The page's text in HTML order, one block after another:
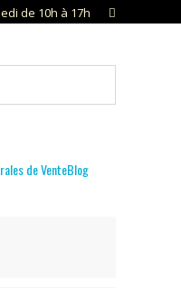
de 10h à 17h
de VenteBlog